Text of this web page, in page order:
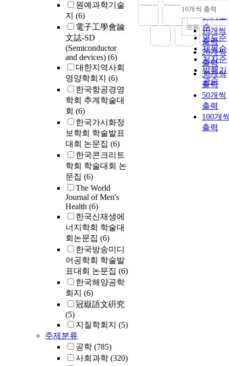
원예과학기술
지 (6)
電子工學會論
文誌-SD
(Semiconductor
and devices) (6)
대한지역사회
영양학회지 (6)
한국항공경영
학회 추계학술대
회 (6)
한국가시화정
보학회 학술발표
대회 논문집 (6)
한국콘크리트
학회 학술대회 논
문집 (6)
The World
Journal of Men's
Health (6)
한국신재생에
너지학회 학술대
회논문집 (6)
한국방송미디
어공학회 학술발
표대회 논문집 (6)
한국해양공학
회지 (6)
冠嶽語文硏究
(5)
지질학회지 (5)
주제분류
공학 (785)
사회과학 (320)
순
인기도
순
연도순
제목순
저자순
발행기
관순
내림차
10개씩 출력
10개씩
출력
20개씩
출력
30개씩
출력
50개씩
출력
100개
출력
조회